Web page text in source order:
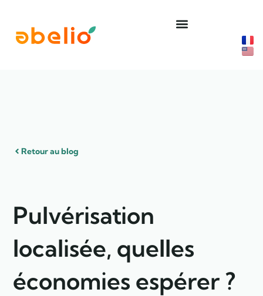
contenu
Retour au blog
Pulvérisation
localisée, quelles
économies espérer ?